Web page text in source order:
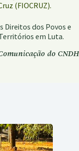
(FIOCRUZ).
Direitos dos Povos e
em Luta.
do CNDH